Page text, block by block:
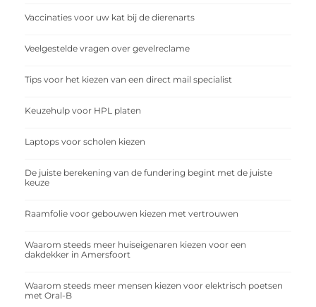
Vaccinaties voor uw kat bij de dierenarts
Veelgestelde vragen over gevelreclame
Tips voor het kiezen van een direct mail specialist
Keuzehulp voor HPL platen
Laptops voor scholen kiezen
De juiste berekening van de fundering begint met de juiste
keuze
Raamfolie voor gebouwen kiezen met vertrouwen
Waarom steeds meer huiseigenaren kiezen voor een
dakdekker in Amersfoort
Waarom steeds meer mensen kiezen voor elektrisch poetsen
met Oral-B